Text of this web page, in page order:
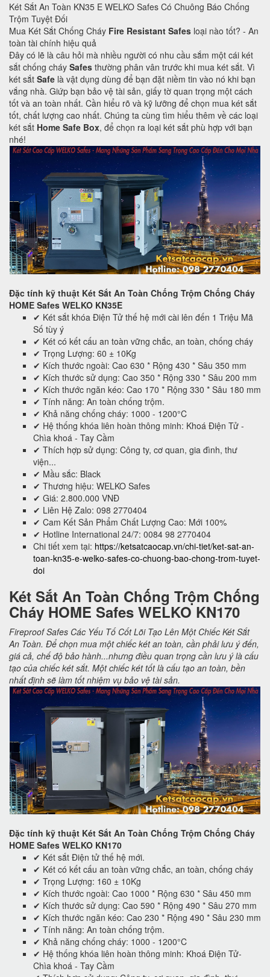
Két Sắt An Toàn KN35 E WELKO Safes Có Chuông Báo Chống
Trộm Tuyệt Đối
Mua Két Sắt Chống Cháy Fire Resistant Safes loại nào tốt? - An
toàn tài chính hiệu quả
Đây có lẽ là câu hỏi mà nhiều người có nhu cầu sắm một cái két
sắt chống cháy Safes thường phân vân trước khi mua két sắt. Vì
két sắt Safe là vật dụng dùng để bạn đặt niềm tin vào nó khi bạn
vắng nhà. Giứp bạn bảo vệ tài sản, giấy tờ quan trọng một cách
tốt và an toàn nhất. Cần hiểu rõ và kỹ lưỡng để chọn mua két sắt
tốt, chất lượng cao nhất. Chúng ta cùng tìm hiểu thêm về các loại
két sắt Home Safe Box, để chọn ra loại két sắt phù hợp với bạn
nhé!
Đặc tính kỹ thuật Két Sắt An Toàn Chống Trộm Chống Cháy
HOME Safes WELKO KN35E
✔ Két sắt khóa Điện Tử thế hệ mới cài lên đến 1 Triệu Mã
Số tùy ý
✔ Két có kết cấu an toàn vững chắc, an toàn, chống cháy
✔ Trọng Lượng: 60 ± 10Kg
✔ Kích thước ngoài: Cao 630 * Rộng 430 * Sâu 350 mm
✔ Kích thước sử dụng: Cao 350 * Rộng 330 * Sâu 200 mm
✔ Kích thước ngăn kéo: Cao 170 * Rộng 330 * Sâu 180 mm
✔ Tính năng: An toàn chống trộm.
✔ Khả năng chống cháy: 1000 - 1200°C
✔ Hệ thống khóa liên hoàn thông minh: Khoá Điện Tử -
Chìa khoá - Tay Cầm
✔ Thích hợp sử dụng: Công ty, cơ quan, gia đình, thư
viện...
✔ Mầu sắc: Black
✔ Thương hiệu: WELKO Safes
✔ Giá: 2.800.000 VNĐ
✔ Liên Hệ Zalo: 098 2770404
✔ Cam Kết Sản Phẩm Chất Lượng Cao: Mới 100%
✔ Hotline International 24/7: 0084 98 2770404
Chi tiết xem tại: https://ketsatcaocap.vn/chi-tiet/ket-sat-an-
toan-kn35-e-welko-safes-co-chuong-bao-chong-trom-tuyet-
doi
Két Sắt An Toàn Chống Trộm Chống
Cháy HOME Safes WELKO KN170
Fireproof Safes Các Yếu Tố Cốt Lõi Tạo Lên Một Chiếc Két Sắt
An Toàn. Để chọn mua một chiếc két an toàn, cần phải lưu ý đến,
giá cả, chế độ bảo hành...nhưng điều quan trọng cần lưu ý là cấu
tạo của chiếc két sắt. Một chiếc két tốt là cấu tạo an toàn, bền
nhất định sẽ làm tốt nhiệm vụ bảo vệ tài sản.
Đặc tính kỹ thuật Két Sắt An Toàn Chống Trộm Chống Cháy
HOME Safes WELKO KN170
✔ Két sắt Điện tử thế hệ mới.
✔ Két có kết cấu an toàn vững chắc, an toàn, chống cháy
✔ Trọng Lượng: 160 ± 10Kg
✔ Kích thước ngoài: Cao 1000 * Rộng 630 * Sâu 450 mm
✔ Kích thước sử dụng: Cao 590 * Rộng 490 * Sâu 270 mm
✔ Kích thước ngăn kéo: Cao 230 * Rộng 490 * Sâu 230 mm
✔ Tính năng: An toàn chống trộm.
✔ Khả năng chống cháy: 1000 - 1200°C
✔ Hệ thống khóa liên hoàn thông minh: Khoá Điện Tử-
Chìa khoá - Tay Cầm